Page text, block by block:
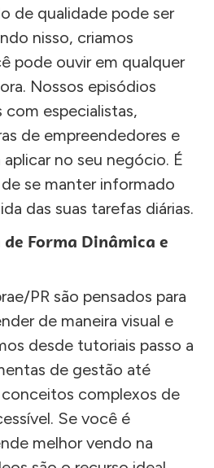
de qualidade pode ser
nisso, criamos
pode ouvir em qualquer
Nossos episódios
especialistas,
de empreendedores e
no seu negócio. É
se manter informado
das suas tarefas diárias.
Forma Dinâmica e
PR são pensados para
de maneira visual e
desde tutoriais passo a
de gestão até
complexos de
Se você é
melhor vendo na